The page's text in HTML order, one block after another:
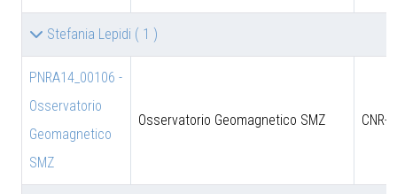
Stefania Lepidi ( 1 )
PNRA14_00106 -
Osservatorio
Geomagnetico
SMZ
Osservatorio Geomagnetico SMZ CNR-